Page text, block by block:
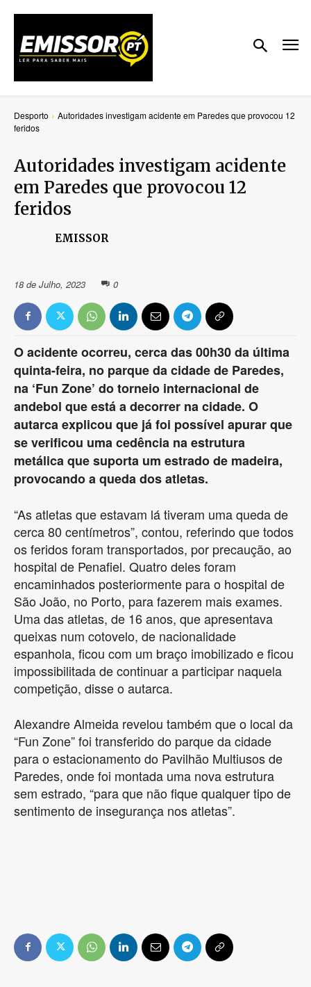
Desporto
Autoridades investigam acidente em Paredes que provocou 12
feridos
Autoridades investigam acidente
em Paredes que provocou 12
feridos
EMISSOR
18 de Julho, 2023 0
O acidente ocorreu, cerca das 00h30 da última
quinta-feira, no parque da cidade de Paredes,
na ‘Fun Zone’ do torneio internacional de
andebol que está a decorrer na cidade. O
autarca explicou que já foi possível apurar que
se verificou uma cedência na estrutura
metálica que suporta um estrado de madeira,
provocando a queda dos atletas.
“As atletas que estavam lá tiveram uma queda de
cerca 80 centímetros”, contou, referindo que todos
os feridos foram transportados, por precaução, ao
hospital de Penafiel. Quatro deles foram
encaminhados posteriormente para o hospital de
São João, no Porto, para fazerem mais exames.
Uma das atletas, de 16 anos, que apresentava
queixas num cotovelo, de nacionalidade
espanhola, ficou com um braço imobilizado e ficou
impossibilitada de continuar a participar naquela
competição, disse o autarca.
Alexandre Almeida revelou também que o local da
“Fun Zone” foi transferido do parque da cidade
para o estacionamento do Pavilhão Multiusos de
Paredes, onde foi montada uma nova estrutura
sem estrado, “para que não fique qualquer tipo de
sentimento de insegurança nos atletas”.